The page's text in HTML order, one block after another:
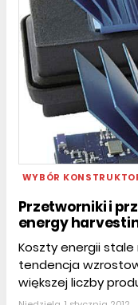
WYBÓR
Przetworniki i
energy
Koszty energii
tendencja
większej liczby